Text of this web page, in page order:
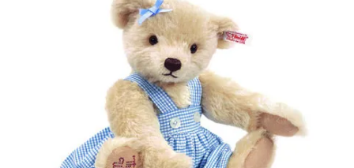
当店はネット販売ですので実物をお見せすることが
海外からのお取り寄せと言うことですが、商品はきち
んと届きますか？
ご安心ください！商品は確実にお届けします。
千葉県 U・Y 様 （女性）
「ChatGPTを利用したところ「くまの小屋」さ
んを紹介され…」
埼玉県 S・W 様